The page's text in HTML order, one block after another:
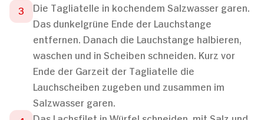
Die Tagliatelle in kochendem Salzwasser garen.
Das dunkelgrüne Ende der Lauchstange
entfernen. Danach die Lauchstange halbieren,
waschen und in Scheiben schneiden. Kurz vor
Ende der Garzeit der Tagliatelle die
Lauchscheiben zugeben und zusammen im
Salzwasser garen.